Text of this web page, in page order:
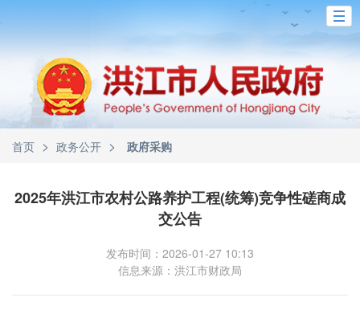
首页 > 政务公开 > 政府采购
2025年洪江市农村公路养护工程(统筹)竞争性磋商成
交公告
发布时间：2026-01-27 10:13
信息来源：洪江市财政局